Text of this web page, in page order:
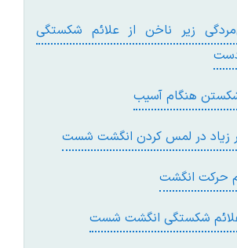
زیر ناخن از علائم شکستگی
هنگام آسیب
زیاد در لمس کردن انگشت شست
حرکت انگشت
علائم شکستگی انگشت شست